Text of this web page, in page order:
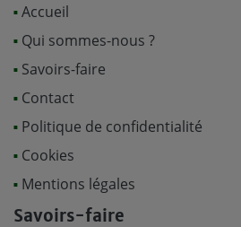
Accueil
Qui sommes-nous ?
Savoirs-faire
Contact
Politique de confidentialité
Cookies
Mentions légales
Savoirs-faire